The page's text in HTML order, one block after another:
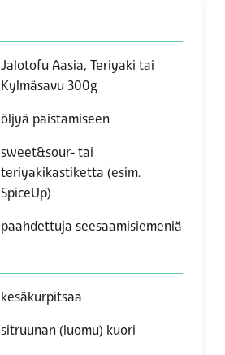
Jalotofu Aasia, Teriyaki tai
Kylmäsavu 300g
öljyä paistamiseen
sweet&sour- tai
teriyakikastiketta (esim.
SpiceUp)
paahdettuja seesaamisiemeniä
kesäkurpitsaa
sitruunan (luomu) kuori